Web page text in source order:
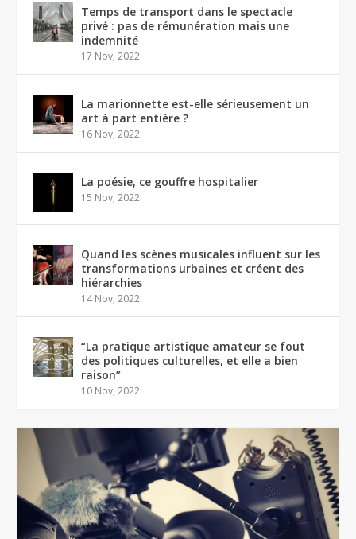
Temps de transport dans le spectacle
privé : pas de rémunération mais une
indemnité
17 Nov, 2022
La marionnette est-elle sérieusement un
art à part entière ?
16 Nov, 2022
La poésie, ce gouffre hospitalier
15 Nov, 2022
Quand les scènes musicales influent sur les
transformations urbaines et créent des
hiérarchies
14 Nov, 2022
“La pratique artistique amateur se fout
des politiques culturelles, et elle a bien
raison”
10 Nov, 2022